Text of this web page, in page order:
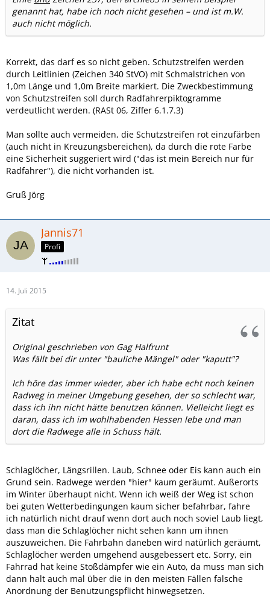
genannt hat, habe ich noch nicht gesehen – und ist m.W.
auch nicht möglich.
Korrekt, das darf es so nicht geben. Schutzstreifen werden
durch Leitlinien (Zeichen 340 StVO) mit Schmalstrichen von
1,0m Länge und 1,0m Breite markiert. Die Zweckbestimmung
von Schutzstreifen soll durch Radfahrerpiktogramme
verdeutlicht werden. (RASt 06, Ziffer 6.1.7.3)
Man sollte auch vermeiden, die Schutzstreifen rot einzufärben
(auch nicht in Kreuzungsbereichen), da durch die rote Farbe
eine Sicherheit suggeriert wird ("das ist mein Bereich nur für
Radfahrer"), die nicht vorhanden ist.
Gruß Jörg
Jannis71
Profi
14. Juli 2015
Zitat
Original geschrieben von Gag Halfrunt
Was fällt bei dir unter "bauliche Mängel" oder "kaputt"?
Ich höre das immer wieder, aber ich habe echt noch keinen
Radweg in meiner Umgebung gesehen, der so schlecht war,
dass ich ihn nicht hätte benutzen können. Vielleicht liegt es
daran, dass ich im wohlhabenden Hessen lebe und man
dort die Radwege alle in Schuss hält.
Schlaglöcher, Längsrillen. Laub, Schnee oder Eis kann auch ein
Grund sein. Radwege werden "hier" kaum geräumt. Außerorts
im Winter überhaupt nicht. Wenn ich weiß der Weg ist schon
bei guten Wetterbedingungen kaum sicher befahrbar, fahre
ich natürlich nicht drauf wenn dort auch noch soviel Laub liegt,
dass man die Schlaglöcher nicht sehen kann um ihnen
auszuweichen. Die Fahrbahn daneben wird natürlich geräumt,
Schlaglöcher werden umgehend ausgebessert etc. Sorry, ein
Fahrrad hat keine Stoßdämpfer wie ein Auto, da muss man sich
dann halt auch mal über die in den meisten Fällen falsche
Anordnung der Benutzungspflicht hinwegsetzen.